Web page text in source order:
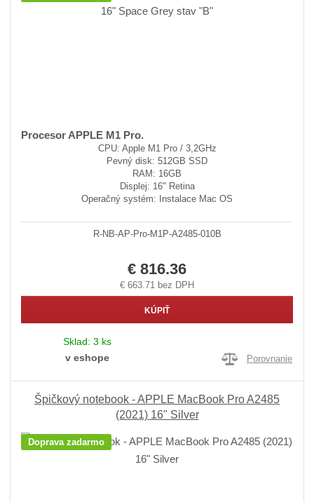
Procesor APPLE M1 Pro.
CPU: Apple M1 Pro / 3,2GHz
Pevný disk: 512GB SSD
RAM: 16GB
Displej: 16" Retina
Operačný systém: Instalace Mac OS
R-NB-AP-Pro-M1P-A2485-010B
€ 816.36
€ 663.71 bez DPH
KÚPIŤ
Sklad: 3 ks
v eshope
Porovnanie
Špičkový notebook - APPLE MacBook Pro A2485
(2021) 16" Silver
Doprava zadarmo